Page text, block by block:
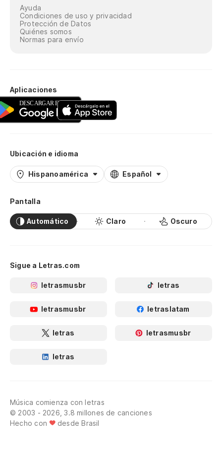
Ayuda
Condiciones de uso y privacidad
Protección de Datos
Quiénes somos
Normas para envío
Aplicaciones
Ubicación e idioma
Hispanoamérica Español
Pantalla
Automático Claro Oscuro
Sigue a Letras.com
letrasmusbr letras
letrasmusbr letraslatam
letras letrasmusbr
letras
Música comienza con letras
© 2003 - 2026, 3.8 millones de canciones
Hecho con
desde Brasil